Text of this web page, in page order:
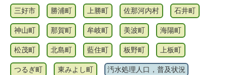
三好市 勝浦町 上勝町 佐那河内村 石井町
神山町 那賀町 牟岐町 美波町 海陽町
松茂町 北島町 藍住町 板野町 上板町
つるぎ町 東みよし町 汚水処理人口，普及状況